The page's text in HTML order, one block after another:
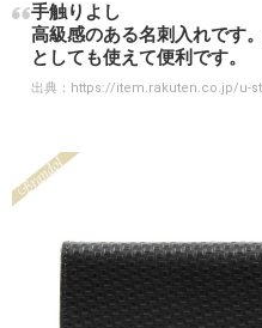
手触りよし
高級感のある名刺入れです
としても使えて便利です。
出典： https://item.rakuten.co.jp/u-